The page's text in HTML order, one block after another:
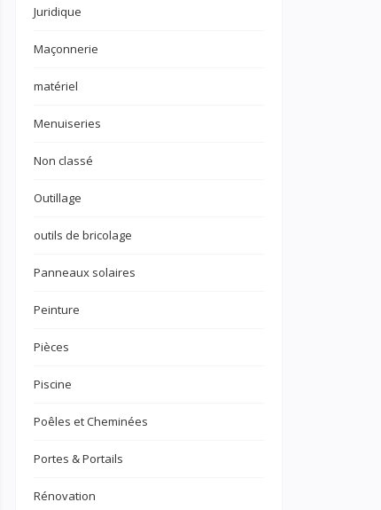
Juridique
Maçonnerie
matériel
Menuiseries
Non classé
Outillage
outils de bricolage
Panneaux solaires
Peinture
Pièces
Piscine
Poêles et Cheminées
Portes & Portails
Rénovation